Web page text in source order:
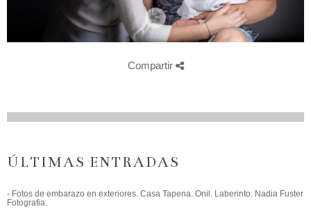
Compartir
ÚLTIMAS ENTRADAS
- Fotos de embarazo en exteriores. Casa Tapena. Onil. Laberinto. Nadia Fuster
Fotografia.